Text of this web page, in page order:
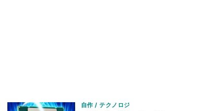
自作 / テクノロジ